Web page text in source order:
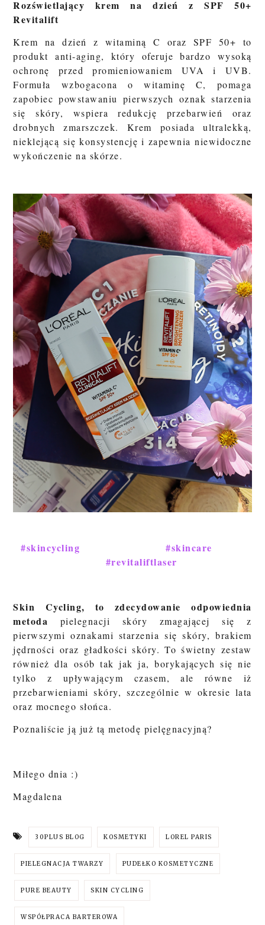
Rozświetlający krem na dzień z SPF 50+
Revitalift
Krem na dzień z witaminą C oraz SPF 50+ to
produkt anti-aging, który oferuje bardzo wysoką
ochronę przed promieniowaniem UVA i UVB.
Formuła wzbogacona o witaminę C, pomaga
zapobiec powstawaniu pierwszych oznak starzenia
się skóry, wspiera redukcję przebarwień oraz
drobnych zmarszczek. Krem posiada ultralekką,
nieklejącą się konsystencję i zapewnia niewidoczne
wykończenie na skórze.
#skincycling
#skincare
#revitaliftlaser
Skin Cycling, to zdecydowanie odpowiednia
metoda pielegnacji skóry zmagającej się z
pierwszymi oznakami starzenia się skóry, brakiem
jędrności oraz gładkości skóry. To świetny zestaw
również dla osób tak jak ja, borykających się nie
tylko z upływającym czasem, ale równe iż
przebarwieniami skóry, szczególnie w okresie lata
oraz mocnego słońca.
Poznaliście ją już tą metodę pielęgnacyjną?
Miłego dnia :)
Magdalena
30PLUS BLOG KOSMETYKI LOREL PARIS
PIELEGNACJA TWARZY PUDEŁKO KOSMETYCZNE
PURE BEAUTY SKIN CYCLING
WSPÓŁPRACA BARTEROWA